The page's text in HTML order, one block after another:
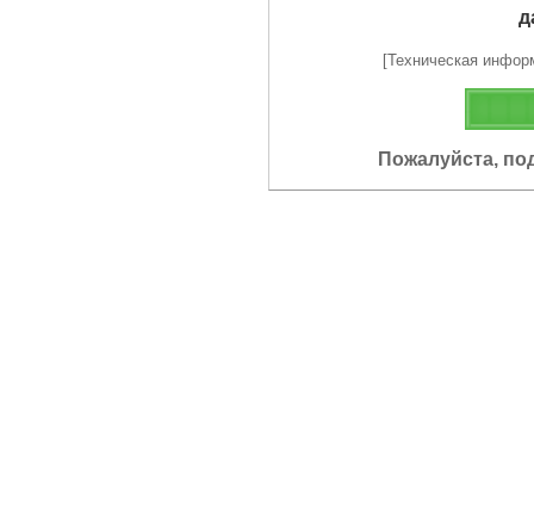
[Техническая
Пожалуйста,